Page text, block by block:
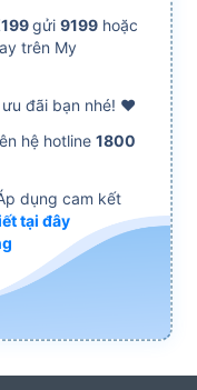
gửi 9199hoặc
trên My
đãi bạn nhé! ️❤️
hệ hotline 1800
dụng cam kết
tại đây